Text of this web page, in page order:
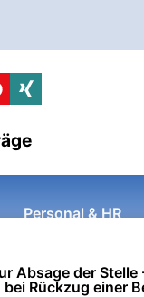
Personal & HR
Absage der
Rückzug einer